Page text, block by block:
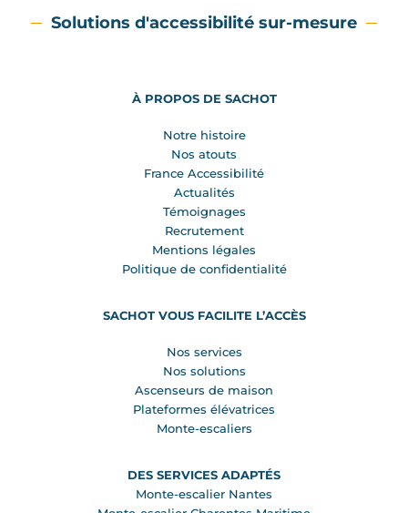
Solutions d'accessibilité sur-mesure
À PROPOS DE SACHOT
Notre histoire
Nos atouts
France Accessibilité
Actualités
Témoignages
Recrutement
Mentions légales
Politique de confidentialité
SACHOT VOUS FACILITE L’ACCÈS
Nos services
Nos solutions
Ascenseurs de maison
Plateformes élévatrices
Monte-escaliers
DES SERVICES ADAPTÉS
Monte-escalier Nantes